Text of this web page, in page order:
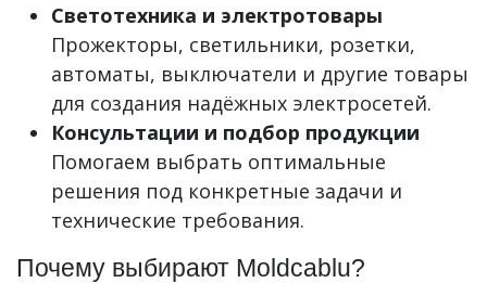
Светотехника и электротовары
Прожекторы, светильники, розетки,
автоматы, выключатели и другие товары
для создания надёжных электросетей.
Консультации и подбор продукции
Помогаем выбрать оптимальные
решения под конкретные задачи и
технические требования.
Почему выбирают Moldcablu?